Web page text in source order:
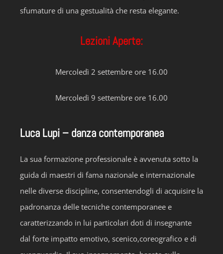
sfumature di una gestualità che resta elegante.
Lezioni Aperte:
Mercoledì 2 settembre ore 16.00
Mercoledì 9 settembre ore 16.00
Luca Lupi – danza contemporanea
La sua formazione professionale è avvenuta sotto la
guida di maestri di fama nazionale e internazionale
nelle diverse discipline, consentendogli di acquisire la
padronanza delle tecniche contemporanee e
caratterizzando in lui particolari doti di insegnante
dal forte impatto emotivo, scenico,coreografico e di